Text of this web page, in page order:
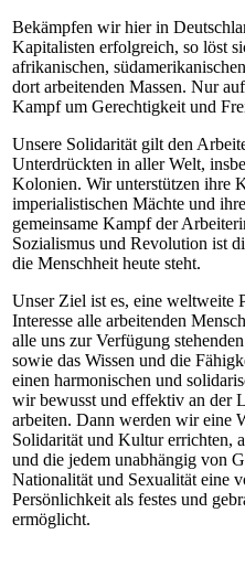
Bekämpfen wir hier in
Kapitalisten erfolgreich, so löst
afrikanischen,
dort arbeitenden Massen. Nur
Kampf um Gerechtigkeit und
Unsere Solidarität gilt den
Unterdrückten in aller Welt,
Kolonien. Wir unterstützen ihre
imperialistischen Mächte und
gemeinsame Kampf der
Sozialismus und Revolution ist
die Menschheit heute steht.
Unser Ziel ist es, eine weltweite
Interesse alle arbeitenden
alle uns zur Verfügung
sowie das Wissen und die
einen harmonischen und
wir bewusst und effektiv an der
arbeiten. Dann werden wir eine
Solidarität und Kultur errichten,
und die jedem unabhängig von
Nationalität und Sexualität eine
Persönlichkeit als festes und
ermöglicht.